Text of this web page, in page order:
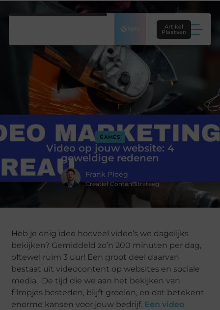
Artikel
Plaatsen
GAMES
Video op jouw website: 4
geweldige redenen
Frank Ploeg
Creatief Contentstrateeg
Heb je enig idee hoeveel video’s we dagelijks
bekijken? Gemiddeld zo’n 200 minuten per dag,
oftewel ruim 3 uur! Een groot deel daarvan
bestaat uit videocontent op websites en sociale
media. De tijd die we aan het bekijken van
filmpjes besteden, blijft groeien, en dat betekent
enorme kansen voor jouw bedrijf. Een video